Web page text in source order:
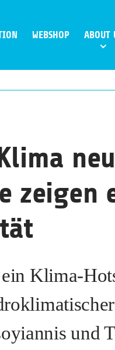
WEBSHOP ABOUT
zeigen
Klima-
und